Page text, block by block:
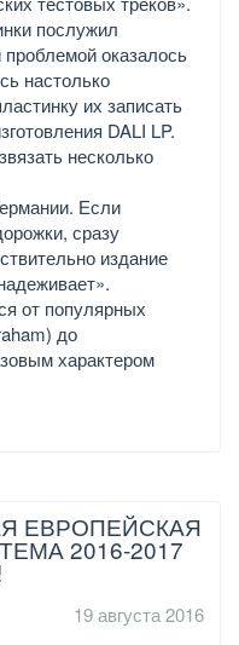
послужил
оказалось
настолько
их записать
DALI LP.
несколько
Если
сразу
издание
от популярных
до
характером
ЕВРОПЕЙСКАЯ
2016-2017
19 августа 2016